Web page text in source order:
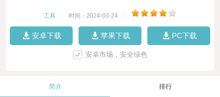
工具 时间：2024-03-24
安卓下载 苹果下载 PC下载
安卓市场，安全绿色
简介 排行